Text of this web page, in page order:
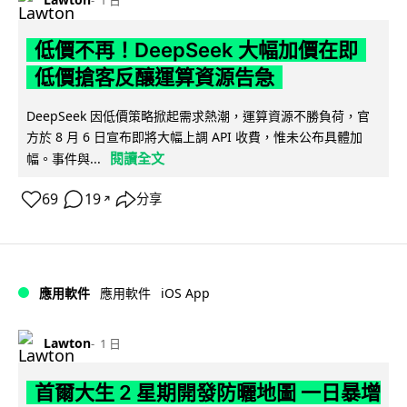
低價不再！DeepSeek 大幅加價在即
低價搶客反釀運算資源告急
DeepSeek 因低價策略掀起需求熱潮，運算資源不勝負荷，官
方於 8 月 6 日宣布即將大幅上調 API 收費，惟未公布具體加
幅。事件與...
閱讀全文
69 19 ↗ 分享
應用軟件 應用軟件 iOS App
Lawton 1 日
首爾大生 2 星期開發防曬地圖 一日暴增